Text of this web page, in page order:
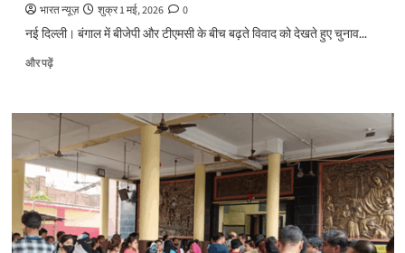
का
फैसला
के
बारे
पढ़ें
भारत न्यूज़ शुक्र 1 मई, 2026
0
नई दिल्ली। बंगाल में बीजेपी और टीएमसी के बीच बढ़ते विवाद को देखते हुए चुनाव...
और पढ़ेंWest
15
बूथों
पर
फिर
से
होगी
वोटिंग,
चुनाव
आयोग